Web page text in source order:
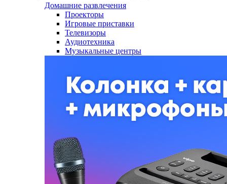
Домашние развлечения
Проекторы
Игровые приставки
Телевизоры
Аудиотехника
Музыкальные центры